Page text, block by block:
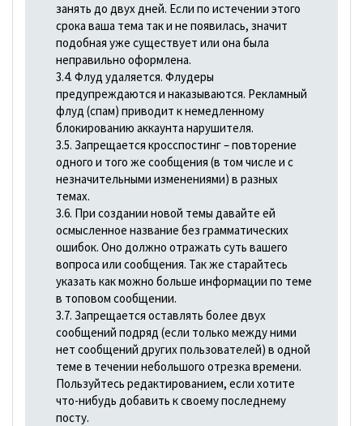
занять до двух дней. Если по истечении этого
срока ваша тема так и не появилась, значит
подобная уже существует или она была
неправильно оформлена.
3.4. Флуд удаляется. Флудеры
предупреждаются и наказываются. Рекламный
флуд (спам) приводит к немедленному
блокированию аккаунта нарушителя.
3.5. Запрещается кросспостинг – повторение
одного и того же сообщения (в том числе и с
незначительными изменениями) в разных
темах.
3.6. При создании новой темы давайте ей
осмысленное название без грамматических
ошибок. Оно должно отражать суть вашего
вопроса или сообщения. Так же старайтесь
указать как можно больше информации по теме
в топовом сообщении.
3.7. Запрещается оставлять более двух
сообщений подряд (если только между ними
нет сообщений других пользователей) в одной
теме в течении небольшого отрезка времени.
Пользуйтесь редактированием, если хотите
что-нибудь добавить к своему последнему
посту.